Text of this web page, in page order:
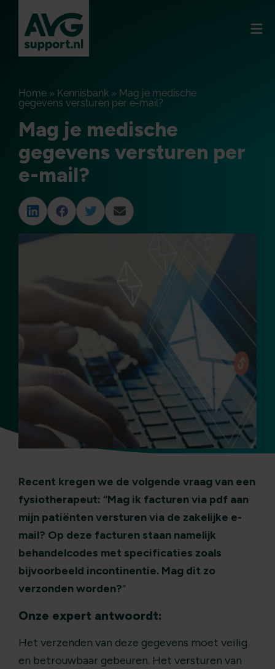
Home » Kennisbank » Mag je medische
gegevens versturen per e-mail?
Mag je medische
gegevens versturen per
e-mail?
Recent kregen we de volgende vraag van een
fysiotherapeut: “Mag ik facturen via pdf aan
mijn patiëntenversturen via de zakelijke e-
mail? Op deze facturen staan namelijk
behandelcodes met specificaties zoals
bijvoorbeeld incontinentie. Mag dit zo
verzonden worden?“
Onze expert antwoordt:
Het verzenden van deze gegevens moet veilig
en betrouwbaar gebeuren. Het versturen van